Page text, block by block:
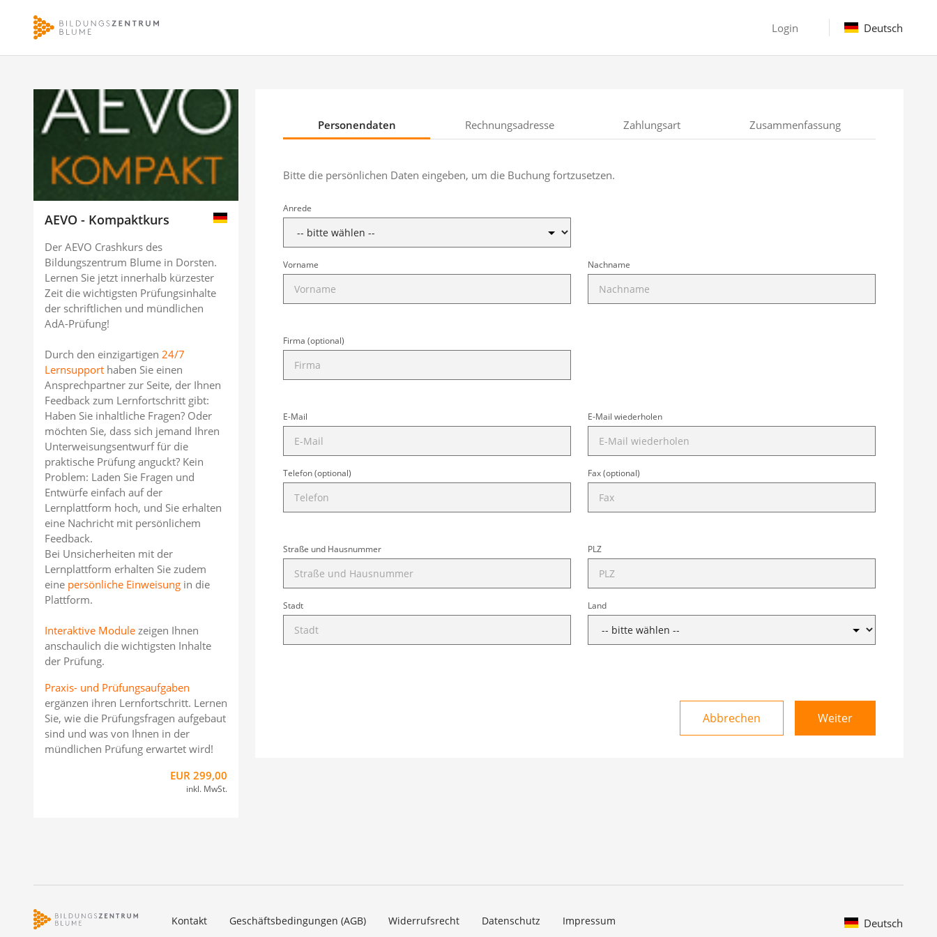
Login Deutsch
AEVO - Kompaktkurs
Der AEVO Crashkurs des
Bildungszentrum Blume in Dorsten.
Lernen Sie jetzt innerhalb kürzester
Zeit die wichtigsten Prüfungsinhalte
der schriftlichen und mündlichen
AdA-Prüfung!
Durch den einzigartigen 24/7
Lernsupport haben Sie einen
Ansprechpartner zur Seite, der Ihnen
Feedback zum Lernfortschritt gibt:
Haben Sie inhaltliche Fragen? Oder
möchten Sie, dass sich jemand Ihren
Unterweisungsentwurf für die
praktische Prüfung anguckt? Kein
Problem: Laden Sie Fragen und
Entwürfe einfach auf der
Lernplattform hoch, und Sie erhalten
eine Nachricht mit persönlichem
Feedback.
Bei Unsicherheiten mit der
Lernplattform erhalten Sie zudem
eine persönliche Einweisung in die
Plattform.
Interaktive Module zeigen Ihnen
anschaulich die wichtigsten Inhalte
der Prüfung.
Praxis- und Prüfungsaufgaben
ergänzen ihren Lernfortschritt. Lernen
Sie, wie die Prüfungsfragen aufgebaut
sind und was von Ihnen in der
mündlichen Prüfung erwartet wird!
EUR 299,00
inkl. MwSt.
Personendaten Rechnungsadresse Zahlungsart Zusammenfassung
Bitte die persönlichen Daten eingeben, um die Buchung fortzusetzen.
Anrede
Vorname Nachname
Firma (optional)
E-Mail E-Mail wiederholen
Telefon (optional) Fax (optional)
Straße und Hausnummer PLZ
Stadt Land
Abbrechen Weiter
Kontakt Geschäftsbedingungen (AGB) Widerrufsrecht Datenschutz Impressum Deutsch